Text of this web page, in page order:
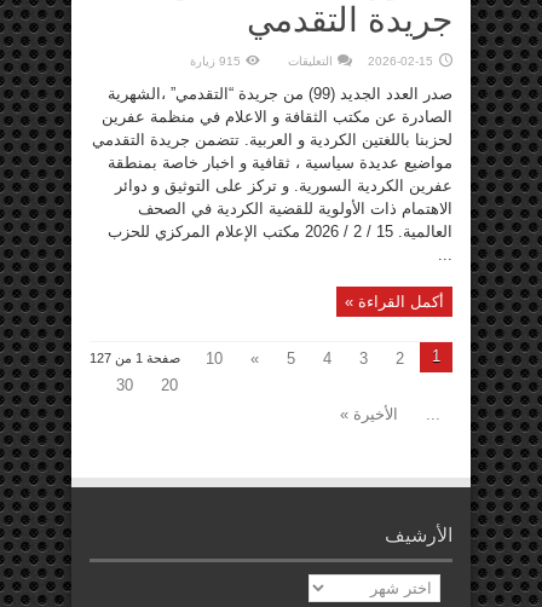
جريدة التقدمي
2026-02-15 التعليقات
(99)
من
جريدة
التقدمي
مغلقة
915 زيارة
صدر العدد الجديد (99) من جريدة “التقدمي” ،الشهرية
الصادرة عن مكتب الثقافة و الاعلام في منظمة عفرين
لحزبنا باللغتين الكردية و العربية. تتضمن جريدة التقدمي
مواضيع عديدة سياسية ، ثقافية و اخبار خاصة بمنطقة
عفرين الكردية السورية. و تركز على التوثيق و دوائر
الاهتمام ذات الأولوية للقضية الكردية في الصحف
العالمية. 15 / 2 / 2026 مكتب الإعلام المركزي للحزب
...
أكمل القراءة »
صفحة 1 من 127 1
2
3
4
5
»
10
20
30
...
الأخيرة »
الأرشيف
الأرشيف